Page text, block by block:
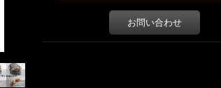
お問い合わせ